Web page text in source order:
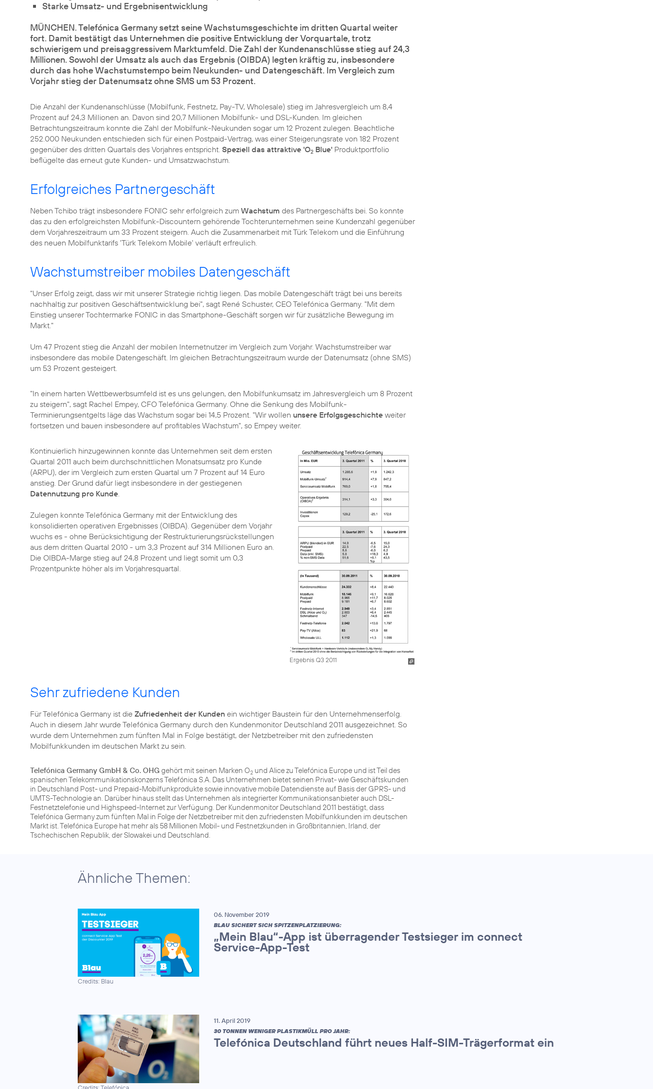
Starke Umsatz- und Ergebnisentwicklung
MÜNCHEN. Telefónica Germany setzt seine Wachstumsgeschichte im dritten Quartal weiter
fort. Damit bestätigt das Unternehmen die positive Entwicklung der Vorquartale, trotz
schwierigem und preisaggressivem Marktumfeld. Die Zahl der Kundenanschlüsse stieg auf 24,3
Millionen. Sowohl der Umsatz als auch das Ergebnis (OIBDA) legten kräftig zu, insbesondere
durch das hohe Wachstumstempo beim Neukunden- und Datengeschäft. Im Vergleich zum
Vorjahr stieg der Datenumsatz ohne SMS um 53 Prozent.
Die Anzahl der Kundenanschlüsse (Mobilfunk, Festnetz, Pay-TV, Wholesale) stieg im Jahresvergleich um 8,4
Prozent auf 24,3 Millionen an. Davon sind 20,7 Millionen Mobilfunk- und DSL-Kunden. Im gleichen
Betrachtungszeitraum konnte die Zahl der Mobilfunk-Neukunden sogar um 12 Prozent zulegen. Beachtliche
252.000 Neukunden entschieden sich für einen Postpaid-Vertrag, was einer Steigerungsrate von 182 Prozent
gegenüber des dritten Quartals des Vorjahres entspricht. Speziell das attraktive 'O2 Blue' Produktportfolio
beflügelte das erneut gute Kunden- und Umsatzwachstum.
Erfolgreiches Partnergeschäft
Neben Tchibo trägt insbesondere FONIC sehr erfolgreich zum Wachstum des Partnergeschäfts bei. So konnte
das zu den erfolgreichsten Mobilfunk-Discountern gehörende Tochterunternehmen seine Kundenzahl gegenüber
dem Vorjahreszeitraum um 33 Prozent steigern. Auch die Zusammenarbeit mit Türk Telekom und die Einführung
des neuen Mobilfunktarifs 'Türk Telekom Mobile' verläuft erfreulich.
Wachstumstreiber mobiles Datengeschäft
"Unser Erfolg zeigt, dass wir mit unserer Strategie richtig liegen. Das mobile Datengeschäft trägt bei uns bereits
nachhaltig zur positiven Geschäftsentwicklung bei", sagt René Schuster, CEO Telefónica Germany. "Mit dem
Einstieg unserer Tochtermarke FONIC in das Smartphone-Geschäft sorgen wir für zusätzliche Bewegung im
Markt."
Um 47 Prozent stieg die Anzahl der mobilen Internetnutzer im Vergleich zum Vorjahr. Wachstumstreiber war
insbesondere das mobile Datengeschäft. Im gleichen Betrachtungszeitraum wurde der Datenumsatz (ohne SMS)
um 53 Prozent gesteigert.
"In einem harten Wettbewerbsumfeld ist es uns gelungen, den Mobilfunkumsatz im Jahresvergleich um 8 Prozent
zu steigern", sagt Rachel Empey, CFO Telefónica Germany. Ohne die Senkung des Mobilfunk-
Terminierungsentgelts läge das Wachstum sogar bei 14,5 Prozent. "Wir wollen unsere Erfolgsgeschichte weiter
fortsetzen und bauen insbesondere auf profitables Wachstum", so Empey weiter.
Ergebnis Q3 2011
Kontinuierlich hinzugewinnen konnte das Unternehmen seit dem ersten
Quartal 2011 auch beim durchschnittlichen Monatsumsatz pro Kunde
(ARPU), der im Vergleich zum ersten Quartal um 7 Prozent auf 14 Euro
anstieg. Der Grund dafür liegt insbesondere in der gestiegenen
Datennutzung pro Kunde.
Zulegen konnte Telefónica Germany mit der Entwicklung des
konsolidierten operativen Ergebnisses (OIBDA). Gegenüber dem Vorjahr
wuchs es - ohne Berücksichtigung der Restrukturierungsrückstellungen
aus dem dritten Quartal 2010 - um 3,3 Prozent auf 314 Millionen Euro an.
Die OIBDA-Marge stieg auf 24,8 Prozent und liegt somit um 0,3
Prozentpunkte höher als im Vorjahresquartal.
Sehr zufriedene Kunden
Für Telefónica Germany ist die Zufriedenheit der Kunden ein wichtiger Baustein für den Unternehmenserfolg.
Auch in diesem Jahr wurde Telefónica Germany durch den Kundenmonitor Deutschland 2011 ausgezeichnet. So
wurde dem Unternehmen zum fünften Mal in Folge bestätigt, der Netzbetreiber mit den zufriedensten
Mobilfunkkunden im deutschen Markt zu sein.
Telefónica Germany GmbH & Co. OHG gehört mit seinen Marken O2 und Alice zu Telefónica Europe und ist Teil des
spanischen Telekommunikationskonzerns Telefónica S.A. Das Unternehmen bietet seinen Privat- wie Geschäftskunden
in Deutschland Post- und Prepaid-Mobilfunkprodukte sowie innovative mobile Datendienste auf Basis der GPRS- und
UMTS-Technologie an. Darüber hinaus stellt das Unternehmen als integrierter Kommunikationsanbieter auch DSL-
Festnetztelefonie und Highspeed-Internet zur Verfügung. Der Kundenmonitor Deutschland 2011 bestätigt, dass
Telefónica Germany zum fünften Mal in Folge der Netzbetreiber mit den zufriedensten Mobilfunkkunden im deutschen
Markt ist. Telefónica Europe hat mehr als 58 Millionen Mobil- und Festnetzkunden in Großbritannien, Irland, der
Tschechischen Republik, der Slowakei und Deutschland.
Ähnliche Themen:
Credits: Blau
06. November 2019
BLAU SICHERT SICH SPITZENPLATZIERUNG:
„Mein Blau“-App ist überragender Testsieger im connect
Service-App-Test
Credits: Telefónica
11. April 2019
30 TONNEN WENIGER PLASTIKMÜLL PRO JAHR:
Telefónica Deutschland führt neues Half-SIM-Trägerformat ein